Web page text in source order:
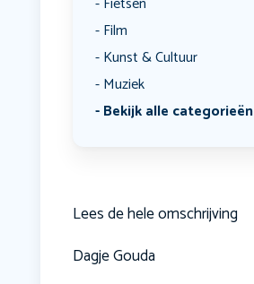
Film
Kunst & Cultuur
Muziek
Bekijk alle categorieën
Lees de hele omschrijving
Dagje Gouda